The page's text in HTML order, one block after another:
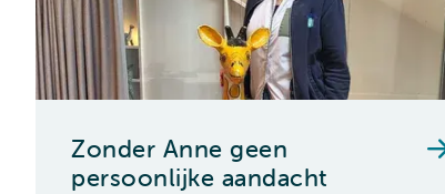
Zonder Anne geen
persoonlijke aandacht